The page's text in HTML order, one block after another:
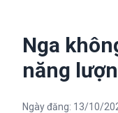
Nga
năng
Ngày đăng: 13/10/